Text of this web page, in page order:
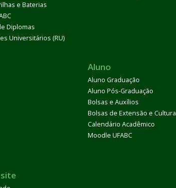
e Baterias
Diplomas
Universitários (RU)
Aluno
Aluno Graduação
Aluno Pós-Graduação
Bolsas e Auxílios
Bolsas de Extensão e Cultura
Calendário Acadêmico
Moodle UFABC